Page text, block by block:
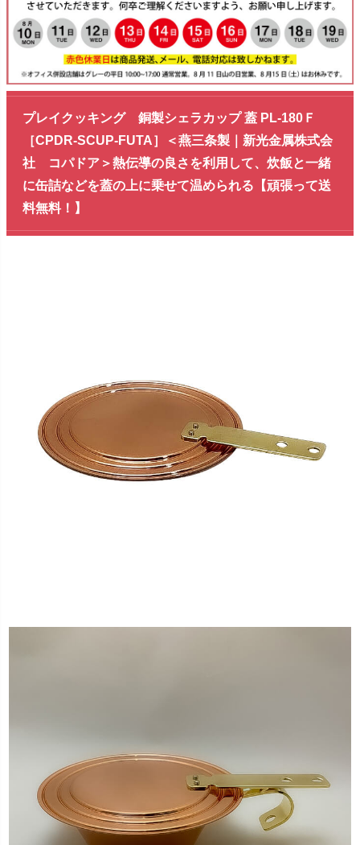
プレイクッキング 銅製シェラカップ 蓋 PL-180Ｆ
［CPDR-SCUP-FUTA］＜燕三条製｜新光金属株式会
社 コパドア＞熱伝導の良さを利用して、炊飯と一緒
に缶詰などを蓋の上に乗せて温められる【頑張って送
料無料！】